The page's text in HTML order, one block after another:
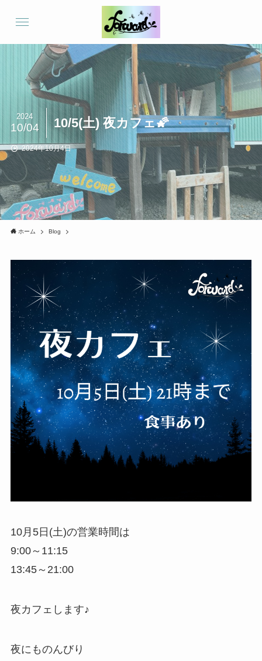
10/5(土) 夜カフェ🌠
2024
10/04
2024年10月4日
ホーム Blog
10月5日(土)の営業時間は
9:00～11:15
13:45～21:00
夜カフェします♪
夜にものんびり